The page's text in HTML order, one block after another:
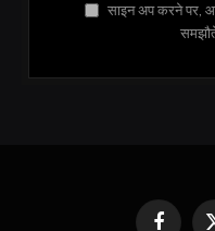
साइन अप करने पर,